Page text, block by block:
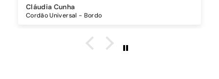
Comprei também um cordão à parte para
pendurar o telemóvel e como a capa é dura o
é top, eu não uso no máximo e ele passa me a
Cláudia Cunha
Cordão Universal - Bordo